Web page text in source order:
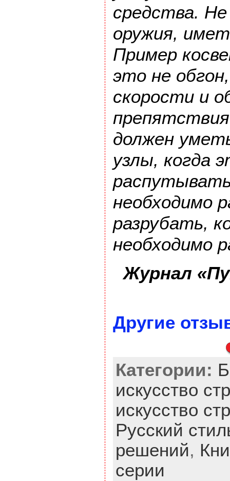
средства.
оружия,
Пример
это не
скорости и
должен
узлы, когда
необходимо
разрубать,
необходимо
Журнал
Другие
Категории:
искусство
искусство
Русский
решений,
серии